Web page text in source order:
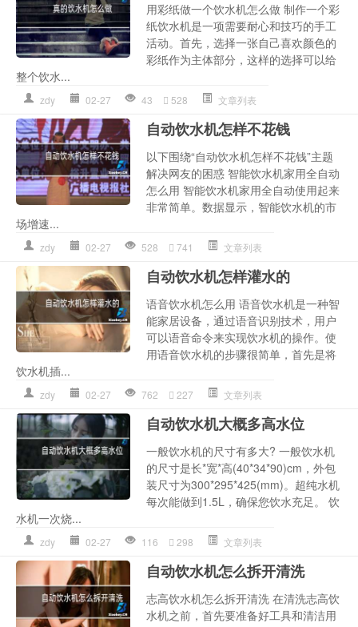
用彩纸做一个饮水机怎么做 制作一个彩
纸饮水机是一项需要耐心和技巧的手工
活动。首先，选择一张自己喜欢颜色的
彩纸作为主体部分，这样的选择可以给
整个饮水...
zdy 02-27 43 528 文章列表
自动饮水机怎样不花钱
以下围绕“自动饮水机怎样不花钱”主题
解决网友的困惑 智能饮水机家用全自动
怎么用 智能饮水机家用全自动使用起来
非常简单。数据显示，智能饮水机的市
场增速...
zdy 02-27 528 741 文章列表
自动饮水机怎样灌水的
语音饮水机怎么用 语音饮水机是一种智
能家居设备，通过语音识别技术，用户
可以语音命令来实现饮水机的操作。使
用语音饮水机的步骤很简单，首先是将
饮水机插...
zdy 02-27 762 227 文章列表
自动饮水机大概多高水位
一般饮水机的尺寸有多大? 一般饮水机
的尺寸是长*宽*高(40*34*90)cm，外包
装尺寸为300*295*425(mm)。超纯水机
每次能做到1.5L，确保您饮水充足。 饮
水机一次烧...
zdy 02-27 116 298 文章列表
自动饮水机怎么拆开清洗
志高饮水机怎么拆开清洗 在清洗志高饮
水机之前，首先要准备好工具和清洁用